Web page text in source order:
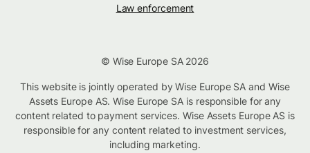
Law enforcement
© Wise Europe SA 2026
This website is jointly operated by Wise Europe SA and Wise
Assets Europe AS. Wise Europe SA is responsible for any
content related to payment services. Wise Assets Europe AS is
responsible for any content related to investment services,
including marketing.